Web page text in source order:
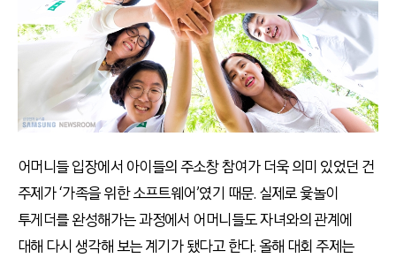
어머니들 입장에서 아이들의 주소창 참여가 더욱 의미 있었던 건
주제가 ‘가족을 위한 소프트웨어’였기 때문. 실제로 윷놀이
투게더를 완성해가는 과정에서 어머니들도 자녀와의 관계에
대해 다시 생각해 보는 계기가 됐다고 한다. 올해 대회 주제는